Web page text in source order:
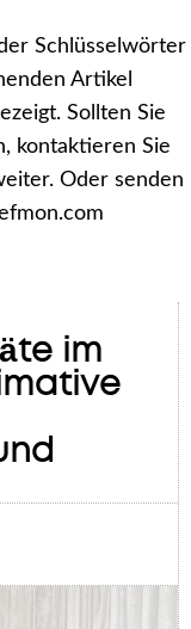
Schlüsselwörter
Artikel
Sollten Sie
kontaktieren Sie
Oder senden
im